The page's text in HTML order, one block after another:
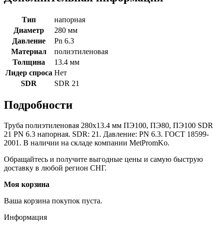
Тип
напорная
Диаметр
280 мм
Давление
Pn 6.3
Материал
полиэтиленовая
Толщина
13.4 мм
Лидер спроса Нет
SDR
SDR 21
Подробности
Труба полиэтиленовая 280х13.4 мм ПЭ100, ПЭ80, ПЭ100 SDR
21 PN 6.3 напорная. SDR: 21. Давление: PN 6.3. ГОСТ 18599-
2001. В наличии на складе компании MetPromKo.
Обращайтесь и получите выгодные цены и самую быструю
доставку в любой регион СНГ.
Моя корзина
Ваша корзина покупок пуста.
Информация